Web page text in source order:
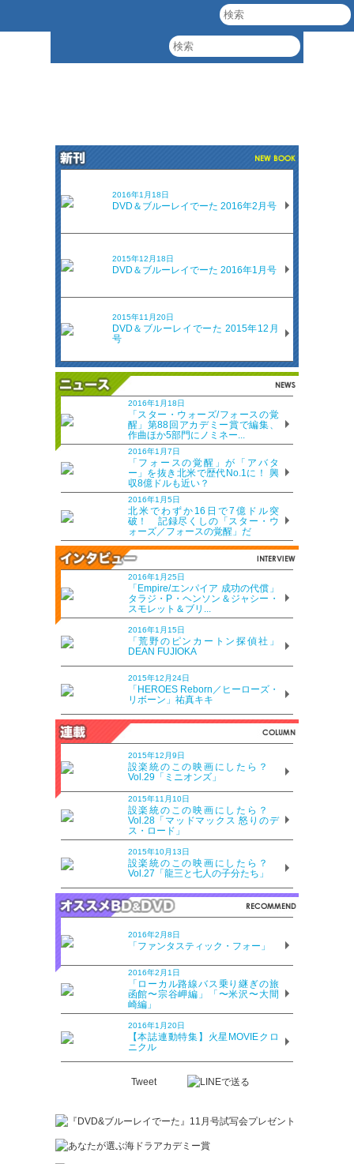
2016年1月18日
DVD＆ブルーレイでーた 2016年2月号
2015年12月18日
DVD＆ブルーレイでーた 2016年1月号
2015年11月20日
DVD＆ブルーレイでーた 2015年12月
号
2016年1月18日
「スター・ウォーズ/フォースの覚
醒」第88回アカデミー賞で編集、
作曲ほか5部門にノミネー...
2016年1月7日
「フォースの覚醒」が「アバタ
ー」を抜き北米で歴代No.1に！ 興
収8億ドルも近い？
2016年1月5日
北米でわずか16日で7億ドル突
破！ 記録尽くしの「スター・ウ
ォーズ／フォースの覚醒」だ
2016年1月25日
「Empire/エンパイア 成功の代償」
タラジ・P・ヘンソン＆ジャシー・
スモレット＆ブリ...
2016年1月15日
「荒野のピンカートン探偵社」
DEAN FUJIOKA
2015年12月24日
「HEROES Reborn／ヒーローズ・
リボーン」祐真キキ
2015年12月9日
設楽統のこの映画にしたら？
Vol.29「ミニオンズ」
2015年11月10日
設楽統のこの映画にしたら？
Vol.28「マッドマックス 怒りのデ
ス・ロード」
2015年10月13日
設楽統のこの映画にしたら？
Vol.27「龍三と七人の子分たち」
2016年2月8日
「ファンタスティック・フォー」
2016年2月1日
「ローカル路線バス乗り継ぎの旅
函館〜宗谷岬編」「〜米沢〜大間
崎編」
2016年1月20日
【本誌連動特集】火星MOVIEクロ
ニクル
Tweet